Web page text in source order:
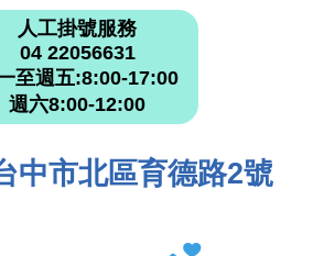
人工掛號服務
04 22056631
至週五:8:00-17:00
週六8:00-12:00
中市北區育德路2號